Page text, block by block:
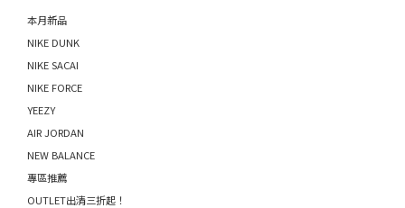
本月新品
NIKE DUNK
NIKE SACAI
NIKE FORCE
YEEZY
AIR JORDAN
NEW BALANCE
專區推薦
OUTLET出清三折起！